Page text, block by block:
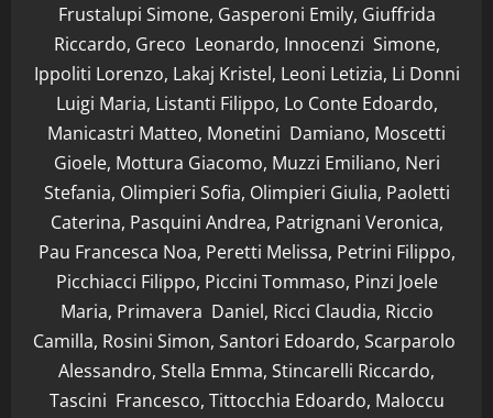
Frustalupi Simone, Gasperoni Emily, Giuffrida
Riccardo, Greco Leonardo, Innocenzi Simone,
Ippoliti Lorenzo, Lakaj Kristel, Leoni Letizia, Li Donni
Luigi Maria, Listanti Filippo, Lo Conte Edoardo,
Manicastri Matteo, Monetini Damiano, Moscetti
Gioele, Mottura Giacomo, Muzzi Emiliano, Neri
Stefania, Olimpieri Sofia, Olimpieri Giulia, Paoletti
Caterina, Pasquini Andrea, Patrignani Veronica,
Pau Francesca Noa, Peretti Melissa, Petrini Filippo,
Picchiacci Filippo, Piccini Tommaso, Pinzi Joele
Maria, Primavera Daniel, Ricci Claudia, Riccio
Camilla, Rosini Simon, Santori Edoardo, Scarparolo
Alessandro, Stella Emma, Stincarelli Riccardo,
Tascini Francesco, Tittocchia Edoardo, Maloccu